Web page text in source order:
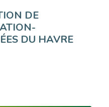
DE
DU HAVRE